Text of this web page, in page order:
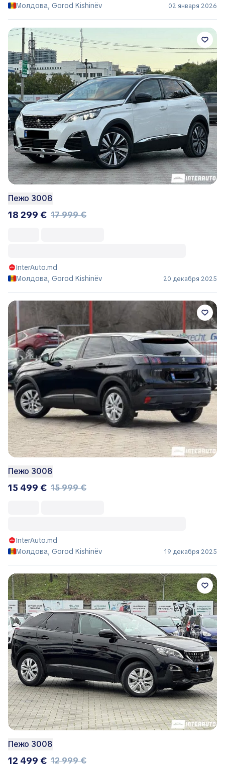
Молдова, Gorod Kishinëv
02 января 2026
Пежо 3008
18 299 € 17 999 €
InterAuto.md
Молдова, Gorod Kishinëv
20 декабря 2025
Пежо 3008
15 499 € 15 999 €
InterAuto.md
Молдова, Gorod Kishinëv
19 декабря 2025
Пежо 3008
12 499 € 12 999 €